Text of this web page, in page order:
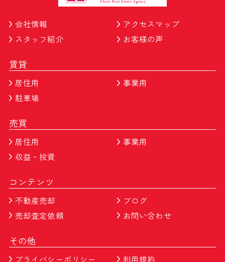
会社情報
アクセスマップ
スタッフ紹介
お客様の声
賃貸
居住用
事業用
駐車場
売買
居住用
事業用
収益・投資
コンテンツ
不動産売却
ブログ
売却査定依頼
お問い合わせ
その他
プライバシーポリシー 利用規約